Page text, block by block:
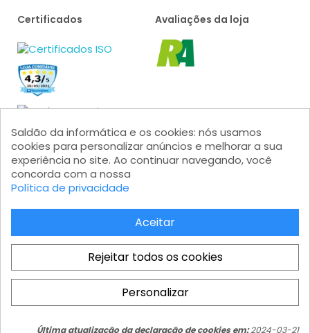
COMPRAR
Certificados Avaliações da loja
Formas de pagamento
Saldão da Informática LTDA - CNPJ: 15.383.046/0001-04 - IE:
206.162.139.111 Av. Marginal Projetada, 1810 - Jardim Mutinga - Barueri
- SP - Modular 2 - Castelo Branco - Galpão 08 - CEP 06460-200
Saldão da informática e os cookies: nós usamos
cookies para personalizar anúncios e melhorar a sua
experiência no site. Ao continuar navegando, você
concorda com a nossa
Política de privacidade
Aceitar
Rejeitar todos os cookies
Personalizar
Última atualização da declaração de cookies em:2024-03-21